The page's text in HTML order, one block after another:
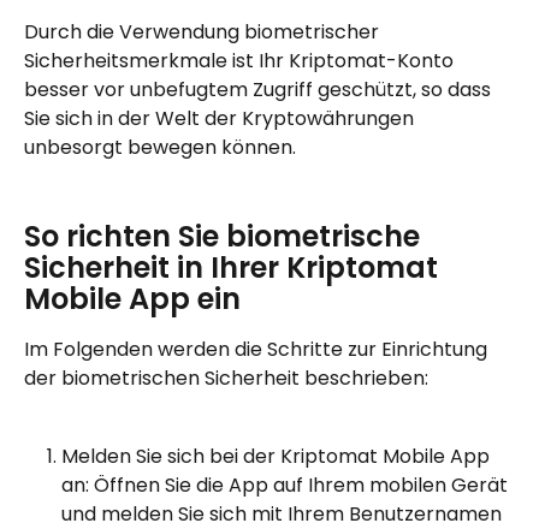
Durch die Verwendung biometrischer
Sicherheitsmerkmale ist Ihr Kriptomat-Konto
besser vor unbefugtem Zugriff geschützt, so dass
Sie sich in der Welt der Kryptowährungen
unbesorgt bewegen können.
So richten Sie biometrische
Sicherheit in Ihrer Kriptomat
Mobile App ein
Im Folgenden werden die Schritte zur Einrichtung
der biometrischen Sicherheit beschrieben:
Melden Sie sich bei der Kriptomat Mobile App
an: Öffnen Sie die App auf Ihrem mobilen Gerät
und melden Sie sich mit Ihrem Benutzernamen